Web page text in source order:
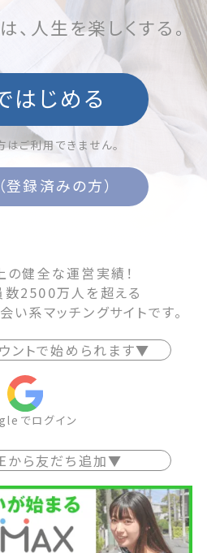
、人生を楽しくする。
はじめる
ご利用できません。
登録済みの方）
健全な運営実績！
数2500万人を超える
系マッチングサイトです。
ントで始められます▼
でログイン
ら友だち追加▼